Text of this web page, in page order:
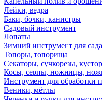
Лейки, ведра
Баки, бочки, канистры
Садовый инструмент
Лопаты
Зимний инструмент для сада
Топоры, топорища
Секаторы, сучкорезы,
Косы, серпы, ножницы,
Инструмент для обработки
Веники, мётлы